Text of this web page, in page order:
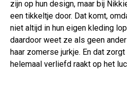
zijn op hun design, maar bij
een tikkeltje door. Dat komt,
niet altijd in hun eigen kleding
daardoor weet ze als geen
haar zomerse jurkje. En dat
helemaal verliefd raakt op het